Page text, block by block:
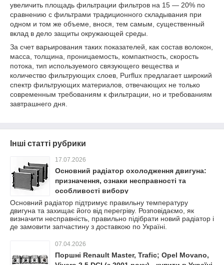
увеличить площадь фильтрации фильтров на 15 ― 20% по
сравнению с фильтрами традиционного складывания при
одном и том же объеме, внося, тем самым, существенный
вклад в дело защиты окружающей среды.
За счет варьирования таких показателей, как состав волокон,
масса, толщина, проницаемость, компактность, скорость
потока, тип используемого связующего вещества и
количество фильтрующих слоев, Purflux предлагает широкий
спектр фильтрующих материалов, отвечающих не только
современным требованиям к фильтрации, но и требованиям
завтрашнего дня.
Інші статті рубрики
17.07.2026
Основний радіатор охолодження двигуна:
призначення, ознаки несправності та
особливості вибору
Основний радіатор підтримує правильну температуру
двигуна та захищає його від перегріву. Розповідаємо, як
визначити несправність, правильно підібрати новий радіатор і
де замовити запчастину з доставкою по Україні.
07.04.2026
Поршні Renault Master, Trafic; Opel Movano,